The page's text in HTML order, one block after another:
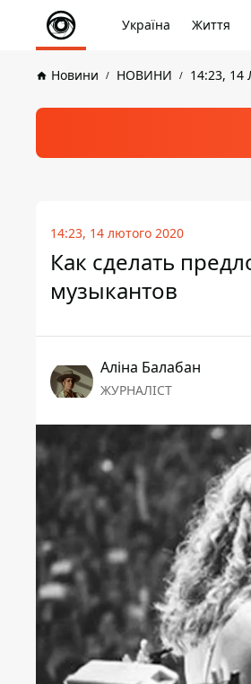
Україна Життя
Новини НОВИНИ 14:23, 14
14:23, 14 лютого 2020
Как сделать
музыкантов
Аліна Балабан
ЖУРНАЛІСТ